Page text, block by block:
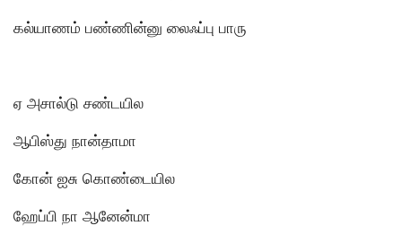
கல்யாணம் பண்ணின்னு லைஃப்பு பாரு
ஏ அசால்டு சண்டயில
ஆபிஸ்து நான்தாமா
கோன் ஐசு கொண்டையில
ஹேப்பி நா ஆனேன்மா